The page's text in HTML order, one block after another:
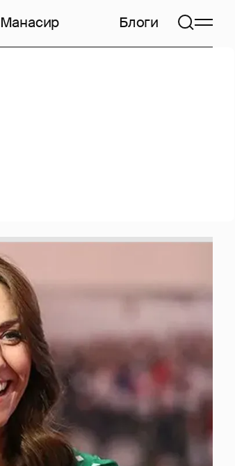
Блоги